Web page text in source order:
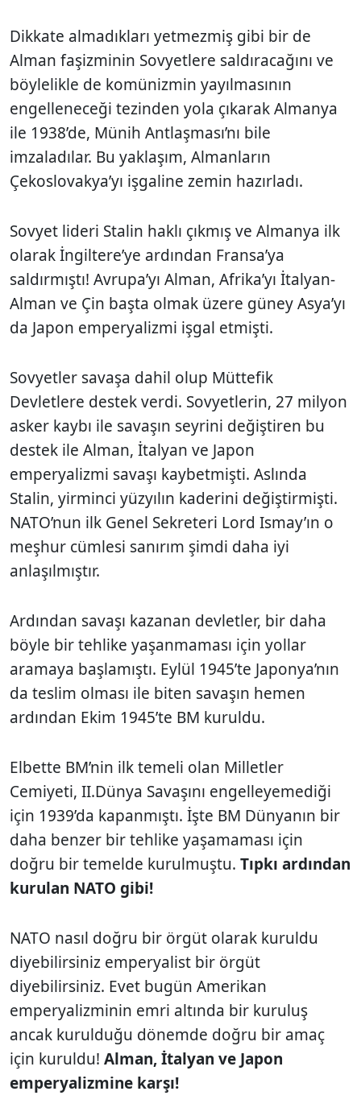
Dikkate almadıkları yetmezmiş gibi bir de
Alman faşizminin Sovyetlere saldıracağını ve
böylelikle de komünizmin yayılmasının
engelleneceği tezinden yola çıkarak Almanya
ile 1938’de, Münih Antlaşması’nı bile
imzaladılar. Bu yaklaşım, Almanların
Çekoslovakya’yı işgaline zemin hazırladı.
Sovyet lideri Stalin haklı çıkmış ve Almanya ilk
olarak İngiltere’ye ardından Fransa’ya
saldırmıştı! Avrupa’yı Alman, Afrika’yı İtalyan-
Alman ve Çin başta olmak üzere güney Asya’yı
da Japon emperyalizmi işgal etmişti.
Sovyetler savaşa dahil olup Müttefik
Devletlere destek verdi. Sovyetlerin, 27 milyon
asker kaybı ile savaşın seyrini değiştiren bu
destek ile Alman, İtalyan ve Japon
emperyalizmi savaşı kaybetmişti. Aslında
Stalin, yirminci yüzyılın kaderini değiştirmişti.
NATO’nun ilk Genel Sekreteri Lord Ismay’ın o
meşhur cümlesi sanırım şimdi daha iyi
anlaşılmıştır.
Ardından savaşı kazanan devletler, bir daha
böyle bir tehlike yaşanmaması için yollar
aramaya başlamıştı. Eylül 1945’te Japonya’nın
da teslim olması ile biten savaşın hemen
ardından Ekim 1945’te BM kuruldu.
Elbette BM’nin ilk temeli olan Milletler
Cemiyeti, II.Dünya Savaşını engelleyemediği
için 1939’da kapanmıştı. İşte BM Dünyanın bir
daha benzer bir tehlike yaşamaması için
doğru bir temelde kurulmuştu. Tıpkı ardından
kurulan NATO gibi!
NATO nasıl doğru bir örgüt olarak kuruldu
diyebilirsiniz emperyalist bir örgüt
diyebilirsiniz. Evet bugün Amerikan
emperyalizminin emri altında bir kuruluş
ancak kurulduğu dönemde doğru bir amaç
için kuruldu! Alman, İtalyan ve Japon
emperyalizmine karşı!